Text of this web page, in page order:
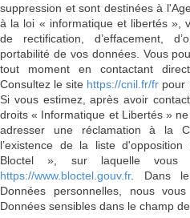
suppression et sont destinées à
à la loi « informatique et libertés »,
de rectification, d’effacement,
portabilité de vos données. Vous
tout moment en contactant
Consultez le site https://cnil.fr/fr pour
Si vous estimez, après avoir
droits « Informatique et Libertés »
adresser une réclamation à la
l’existence de la liste
Bloctel », sur laquelle
https://www.bloctel.gouv.fr. Dans
Données personnelles, nous
Données sensibles dans le champ